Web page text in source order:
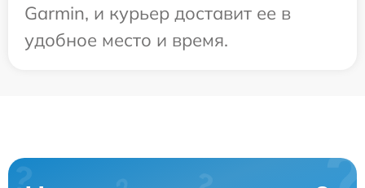
Garmin, и курьер доставит ее в
удобное место и время.